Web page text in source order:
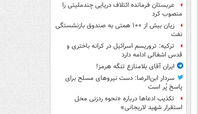
عربستان فرمانده ائتلاف دریایی چندملیتی را
منصوب کرد
زیان بیش از ۱۰۰ همتی به صندوق‌ بازنشستگی
نفت
ترکیه: تروریسم اسرائیل در کرانه باختری و
قدس اشغالی ادامه دارد
ایران آقای بلامنازع تنگه هرمز!
سردار ابن‌الرضا: دست نیروهای مسلح برای
پاسخ پُر است
تکذیب ادعاها درباره «نحوه ردزنی محل
استقرار شهید لاریجانی»